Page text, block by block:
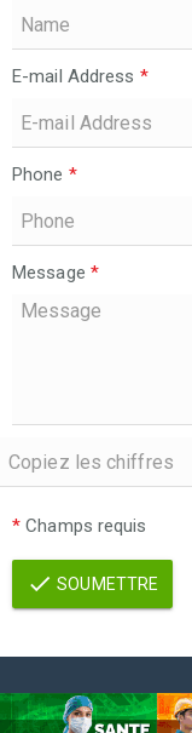
E-mail Address *
Phone *
Message *
* Champs requis
SOUMETTRE